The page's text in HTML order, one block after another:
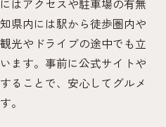
がもたらす食事の満足感
のレストランで味わう創
気のレストランの選び
はアクセスや駐車場の有無
県内には駅から徒歩圏内や
光やドライブの途中でも立
ます。事前に公式サイトや
ることで、安心してグルメ
。